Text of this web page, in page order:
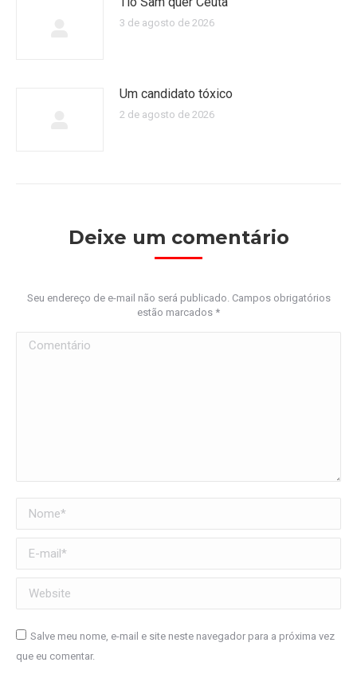
3 de agosto de 2026
Um candidato tóxico
2 de agosto de 2026
Deixe um comentário
Seu endereço de e-mail não será publicado. Campos obrigatórios
estão marcados *
Comentário
Nome *
E-mail *
Website
Salve meu nome, e-mail e site neste navegador para a próxima vez
que eu comentar.